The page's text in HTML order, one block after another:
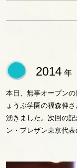
2014 年
本日、無事オープン
ょうぶ学園の福森伸
湧きました。次回の
ン・プレザン東京代